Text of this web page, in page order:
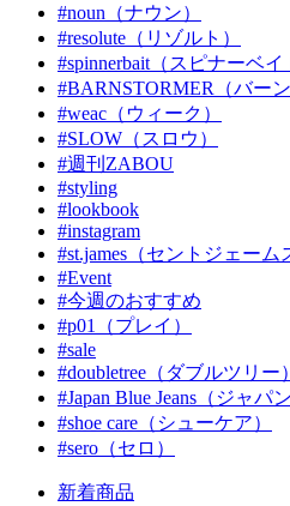
#noun（ナウン）
#resolute（リゾルト）
#spinnerbait（スピナーベイ
#BARNSTORMER（バー
#weac（ウィーク）
#SLOW（スロウ）
#週刊ZABOU
#styling
#lookbook
#instagram
#st.james（セントジェーム
#Event
#今週のおすすめ
#p01（プレイ）
#sale
#doubletree（ダブルツリー）
#Japan Blue Jeans（ジャパ
#shoe care（シューケア）
#sero（セロ）
新着商品